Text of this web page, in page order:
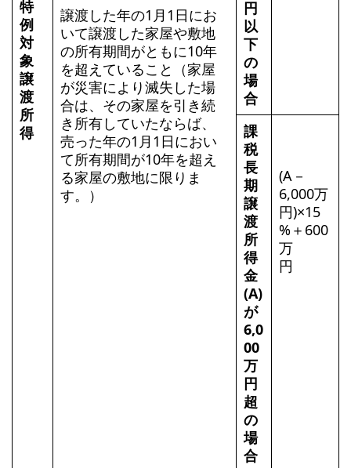
特
例
対
象
譲
渡
所
得
譲渡した年の1月1日にお
いて譲渡した家屋や敷地
の所有期間がともに10年
を超えていること（家屋
が災害により滅失した場
合は、その家屋を引き続
き所有していたならば、
売った年の1月1日におい
て所有期間が10年を超え
る家屋の敷地に限りま
す。）
円
以
下
の
場
合
課
税
長
期
譲
渡
所
得
金
(A)
が
6,0
00
万
円
超
の
場
合
(A－
6,000万
円)×15
%＋600
万
円